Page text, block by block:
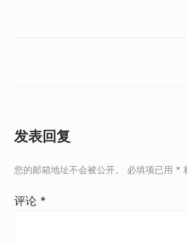
发表回复
您的邮箱地址不会被公开。 必填项已用 *
评论 *